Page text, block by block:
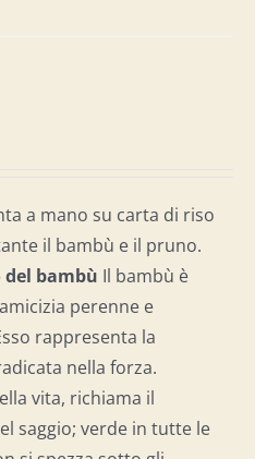
a mano su carta di riso
il bambù e il pruno.
bambù Il bambù è
perenne e
rappresenta la
nella forza.
vita, richiama il
saggio; verde in tutte le